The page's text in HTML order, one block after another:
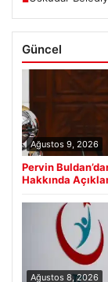
Güncel
Ağustos 9, 2026
Pervin
Hakkında
Ağustos 8, 2026